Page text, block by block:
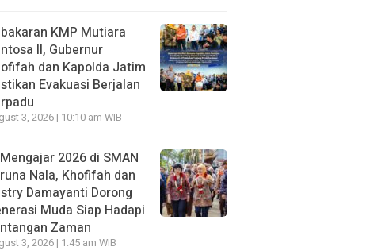
KMP Mutiara
II, Gubernur
dan Kapolda Jatim
Evakuasi Berjalan
3, 2026 | 10:10 am WIB
2026 di SMAN
Nala, Khofifah dan
Damayanti Dorong
Muda Siap Hadapi
Zaman
3, 2026 | 1:45 am WIB